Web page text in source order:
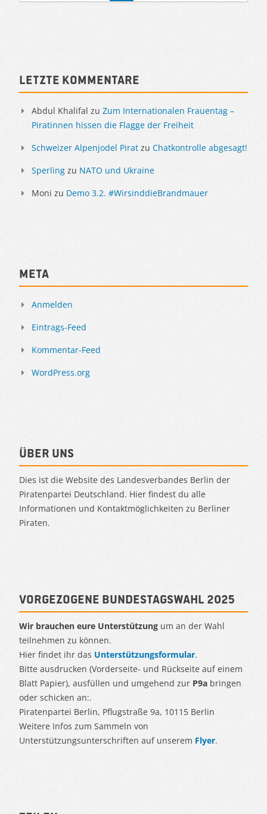
Sidebar
Letzte Kommentare
Abdul Khalifal zu Zum Internationalen Frauentag –
Piratinnen hissen die Flagge der Freiheit
Schweizer Alpenjodel Pirat zu Chatkontrolle abgesagt!
Sperling zu NATO und Ukraine
Moni zu Demo 3.2. #WirsinddieBrandmauer
Meta
Anmelden
Eintrags-Feed
Kommentar-Feed
WordPress.org
Über uns
Dies ist die Website des Landesverbandes Berlin der
Piratenpartei Deutschland. Hier findest du alle
Informationen und Kontaktmöglichkeiten zu Berliner
Piraten.
Vorgezogene Bundestagswahl 2025
Wir brauchen eure Unterstützung um an der Wahl
teilnehmen zu können.
Hier findet ihr das Unterstützungsformular.
Bitte ausdrucken (Vorderseite- und Rückseite auf einem
Blatt Papier), ausfüllen und umgehend zur P9a bringen
oder schicken an:.
Piratenpartei Berlin, Pflugstraße 9a, 10115 Berlin
Weitere Infos zum Sammeln von
Unterstützungsunterschriften auf unserem Flyer.